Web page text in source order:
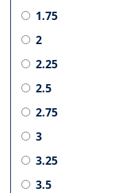
1.75
2
2.25
2.5
2.75
3
3.25
3.5